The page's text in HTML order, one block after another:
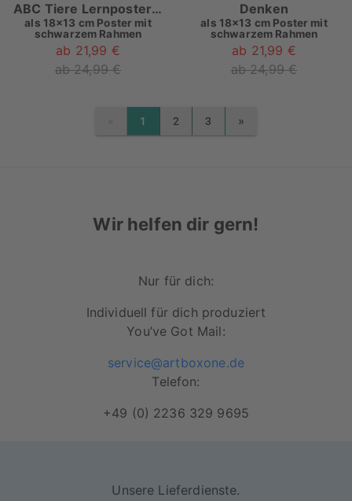
ABC Tiere Lernposter Alphabet
als 18x13 cm Poster mit
schwarzem Rahmen
ab 21,99 €
ab 24,99 €
Denken
als 18x13 cm Poster mit
schwarzem Rahmen
ab 21,99 €
ab 24,99 €
PREVIOUS
1 2 3 »
Wir helfen dir gern!
Nur für dich:
Individuell für dich produziert
You’ve Got Mail:
service@artboxone.de
Telefon:
+49 (0) 2236 329 9695
Unsere Lieferdienste.